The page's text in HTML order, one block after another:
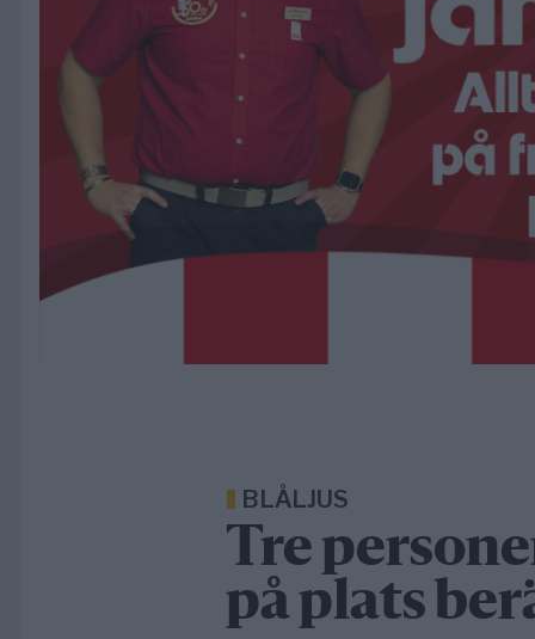
BLÅLJUS
Tre
på plats